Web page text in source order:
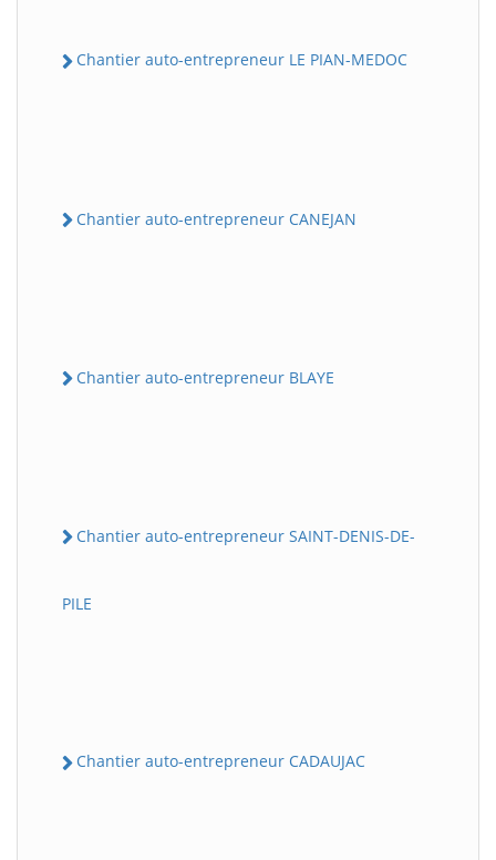
Chantier auto-entrepreneur LE PIAN-MEDOC
Chantier auto-entrepreneur CANEJAN
Chantier auto-entrepreneur BLAYE
Chantier auto-entrepreneur SAINT-DENIS-DE-
PILE
Chantier auto-entrepreneur CADAUJAC